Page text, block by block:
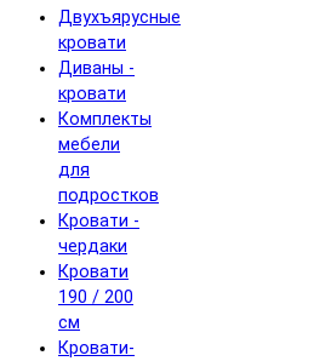
Двухъярусные
кровати
Диваны -
кровати
Комплекты
мебели
для
подростков
Кровати -
чердаки
Кровати
190 / 200
см
Кровати-